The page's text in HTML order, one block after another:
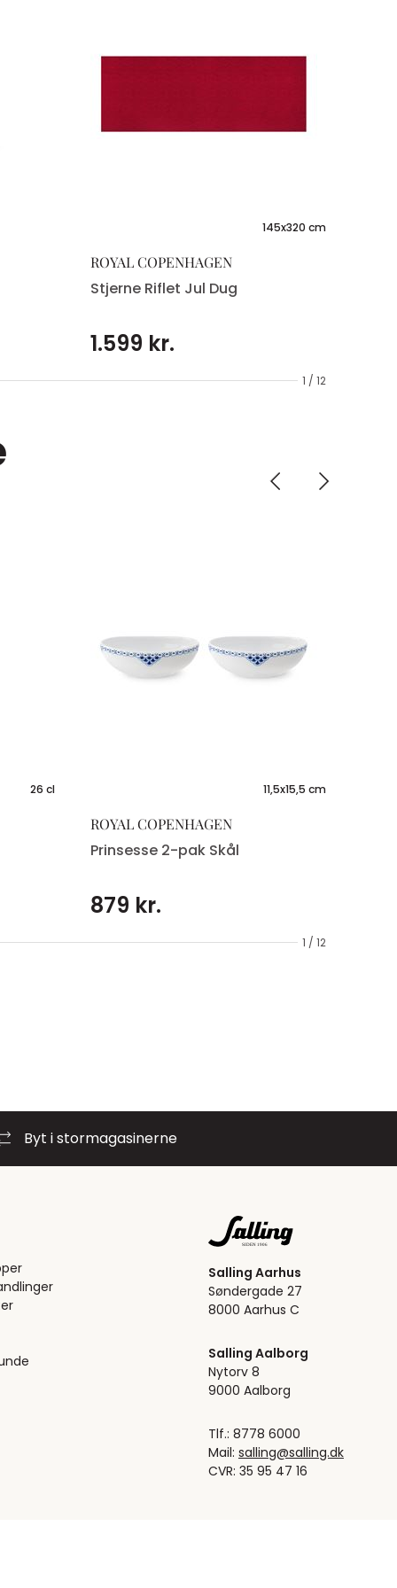
1 / 12
145x320 cm
ROYAL COPENHAGEN
Stjerne Riflet Jul Dug
1.599 kr.
1 / 12
26 cl 11,5x15,5 cm
ROYAL COPENHAGEN
Prinsesse 2-pak Skål
879 kr.
Byt i stormagasinerne
Salling Aarhus
Søndergade 27
8000 Aarhus C
Salling Aalborg
Nytorv 8
9000 Aalborg
Tlf.: 8778 6000
Mail: salling@salling.dk
CVR: 35 95 47 16